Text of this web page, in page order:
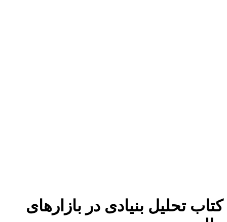
کتاب تحلیل بنیادی در بازارهای